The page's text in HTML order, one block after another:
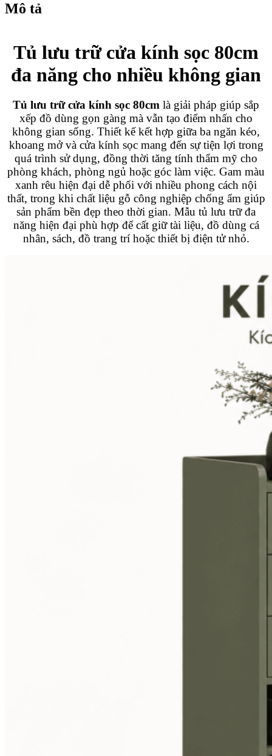
Mô tả
Tủ lưu trữ cửa kính sọc 80cm
đa năng cho nhiều không gian
Tủ lưu trữ cửa kính sọc 80cm là giải pháp giúp sắp
xếp đồ dùng gọn gàng mà vẫn tạo điểm nhấn cho
không gian sống. Thiết kế kết hợp giữa ba ngăn kéo,
khoang mở và cửa kính sọc mang đến sự tiện lợi trong
quá trình sử dụng, đồng thời tăng tính thẩm mỹ cho
phòng khách, phòng ngủ hoặc góc làm việc. Gam màu
xanh rêu hiện đại dễ phối với nhiều phong cách nội
thất, trong khi chất liệu gỗ công nghiệp chống ẩm giúp
sản phẩm bền đẹp theo thời gian. Mẫu tủ lưu trữ đa
năng hiện đại phù hợp để cất giữ tài liệu, đồ dùng cá
nhân, sách, đồ trang trí hoặc thiết bị điện tử nhỏ.